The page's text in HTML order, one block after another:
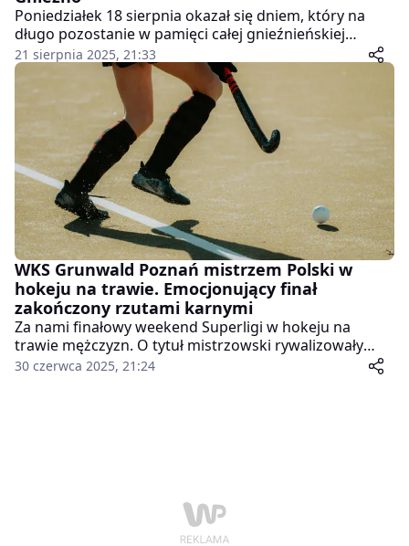
Poniedziałek 18 sierpnia okazał się dniem, który na
długo pozostanie w pamięci całej gnieźnieńskiej
społeczności sportowej. We Władysławowie doszło do
dramatycznego wypadku, w wyniku którego życie
stracił 18-letni zawodnik hokeja na trawie, Natan
Stranz – wychowanek UKH Start 1954 Gniezno i uczeń
Zespołu Szkół Ekonomicznych w Gnieźnie.
21 sierpnia 2025, 21:33
WKS Grunwald Poznań mistrzem Polski w
hokeju na trawie. Emocjonujący finał
zakończony rzutami karnymi
Za nami finałowy weekend Superligi w hokeju na
trawie mężczyzn. O tytuł mistrzowski rywalizowały
zespoły WKS Grunwald Poznań i Pomorzanina Toruń,
30 czerwca 2025, 21:24